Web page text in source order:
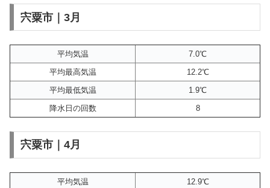
宍粟市｜3月
平均気温
7.0℃
平均最高気温
12.2℃
平均最低気温
1.9℃
降水日の回数
8
宍粟市｜4月
平均気温 12.9℃